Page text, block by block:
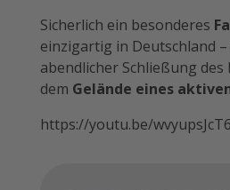
Sicherlich ein besonderes
einzigartig in Deutschland
abendlicher Schließung
dem Gelände eines
https://youtu.be/